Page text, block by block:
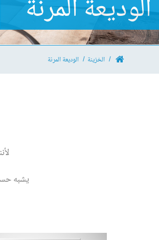
الوديعة المرنة
الخزينة الوديعة المرنة
يشبه